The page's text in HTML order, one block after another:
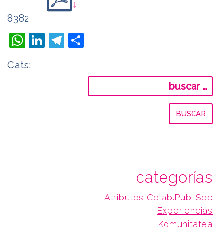
↓
8382
WhatsApp
LinkedIn
Telegram
Cats:
categorías
Atributos Colab.Pub-Soc
Experiencias
Komunitatea